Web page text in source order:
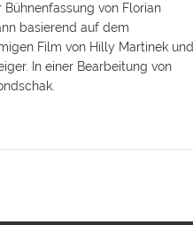
Bühnenfassung von Florian
basierend auf dem
Film von Hilly Martinek und
In einer Bearbeitung von